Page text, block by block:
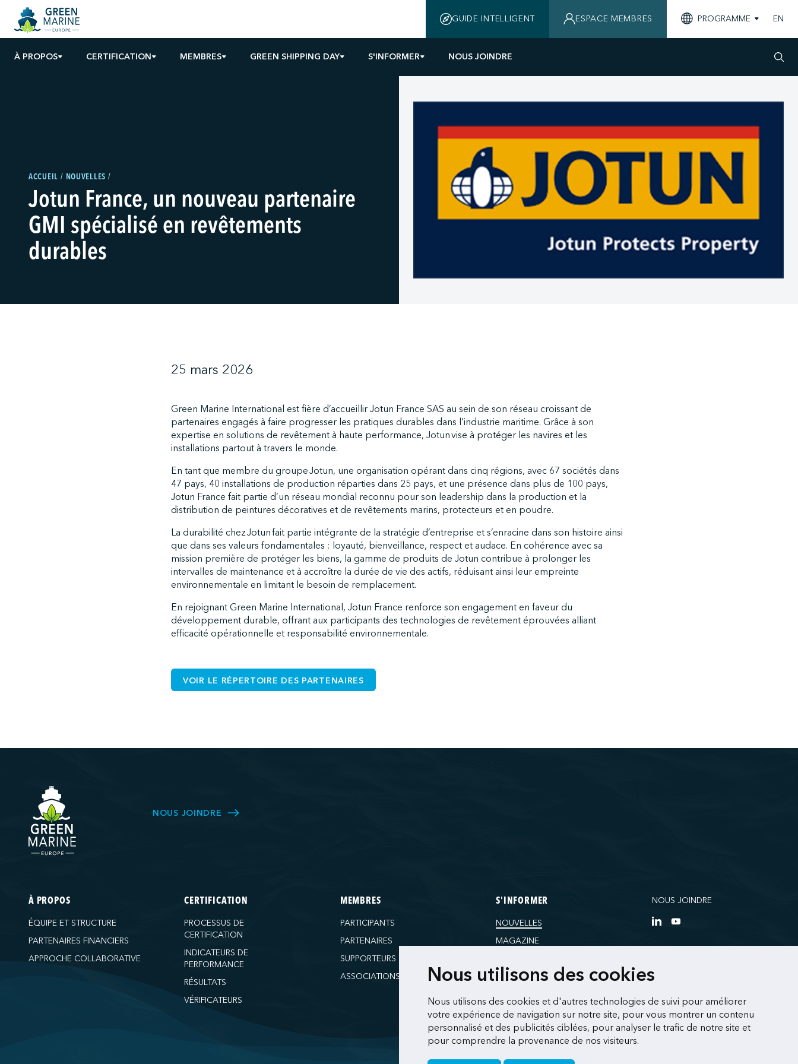
Nous utilisons des cookies
Nous utilisons des cookies et d'autres technologies de suivi pour améliorer
votre expérience de navigation sur notre site, pour vous montrer un contenu
personnalisé et des publicités ciblées, pour analyser le trafic de notre site et
pour comprendre la provenance de nos visiteurs.
À PROPOS CERTIFICATION MEMBRES GREEN SHIPPING DAY S'INFORMER NOUS JOINDRE
GUIDE INTELLIGENT ESPACE MEMBRES PROGRAMME EN
ACCUEIL NOUVELLES
Jotun France, un nouveau partenaire
GMI spécialisé en revêtements
durables
25 mars 2026
Green Marine International est fière d’accueillir Jotun France SAS au sein de son réseau croissant de
partenaires engagés à faire progresser les pratiques durables dans l’industrie maritime. Grâce à son
expertise en solutions de revêtement à haute performance, Jotun vise à protéger les navires et les
installations partout à travers le monde.
En tant que membre du groupe Jotun, une organisation opérant dans cinq régions, avec 67 sociétés dans
47 pays, 40 installations de production réparties dans 25 pays, et une présence dans plus de 100 pays,
Jotun France fait partie d’un réseau mondial reconnu pour son leadership dans la production et la
distribution de peintures décoratives et de revêtements marins, protecteurs et en poudre.
La durabilité chez Jotun fait partie intégrante de la stratégie d’entreprise et s’enracine dans son histoire ainsi
que dans ses valeurs fondamentales : loyauté, bienveillance, respect et audace. En cohérence avec sa
mission première de protéger les biens, la gamme de produits de Jotun contribue à prolonger les
intervalles de maintenance et à accroître la durée de vie des actifs, réduisant ainsi leur empreinte
environnementale en limitant le besoin de remplacement.
En rejoignant Green Marine International, Jotun France renforce son engagement en faveur du
développement durable, offrant aux participants des technologies de revêtement éprouvées alliant
efficacité opérationnelle et responsabilité environnementale.
VOIR LE RÉPERTOIRE DES PARTENAIRES
NOUS JOINDRE
À PROPOS
ÉQUIPE ET STRUCTURE
PARTENAIRES FINANCIERS
APPROCHE COLLABORATIVE
CERTIFICATION
PROCESSUS DE
CERTIFICATION
INDICATEURS DE
PERFORMANCE
RÉSULTATS
VÉRIFICATEURS
MEMBRES
PARTICIPANTS
PARTENAIRES
SUPPORTEURS
ASSOCIATIONS
S'INFORMER
NOUVELLES
MAGAZINE
NOUS JOINDRE